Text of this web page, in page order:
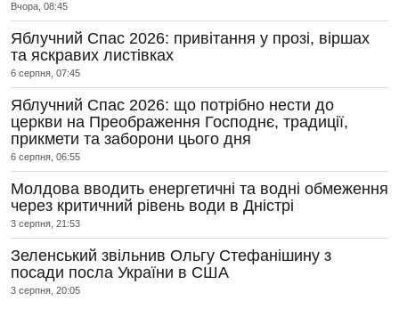
Вчора, 08:45
Яблучний Спас 2026: привітання у прозі, віршах
та яскравих листівках
6 серпня, 07:45
Яблучний Спас 2026: що потрібно нести до
церкви на Преображення Господнє, традиції,
прикмети та заборони цього дня
6 серпня, 06:55
Молдова вводить енергетичні та водні обмеження
через критичний рівень води в Дністрі
3 серпня, 21:53
Зеленський звільнив Ольгу Стефанішину з
посади посла України в США
3 серпня, 20:05